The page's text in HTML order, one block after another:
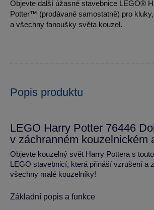
Objevte další úžasné stavebnice LEGO®
Potter™ (prodávané samostatně) pro
a všechny fanoušky světa kouzel.
Popis produktu
LEGO Harry Potter 76446
v záchranném kouzelnickém
Objevte kouzelný svět Harry Pottera s
LEGO stavebnicí, která přináší vzrušení a
všechny malé kouzelníky!
Základní popis a funkce